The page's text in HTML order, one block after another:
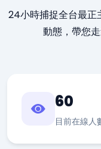
24小時捕捉全台最正
動態，帶您
60
目前在線人